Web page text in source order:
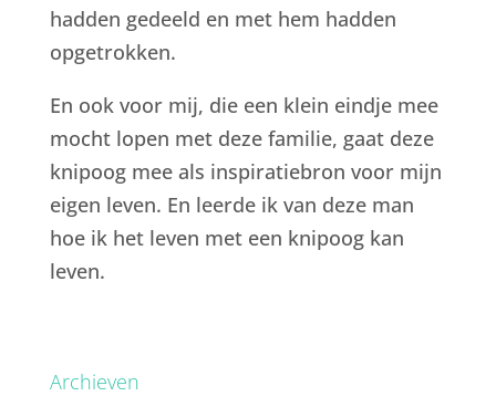
hadden gedeeld en met hem hadden
opgetrokken.
En ook voor mij, die een klein eindje mee
mocht lopen met deze familie, gaat deze
knipoog mee als inspiratiebron voor mijn
eigen leven. En leerde ik van deze man
hoe ik het leven met een knipoog kan
leven.
Archieven